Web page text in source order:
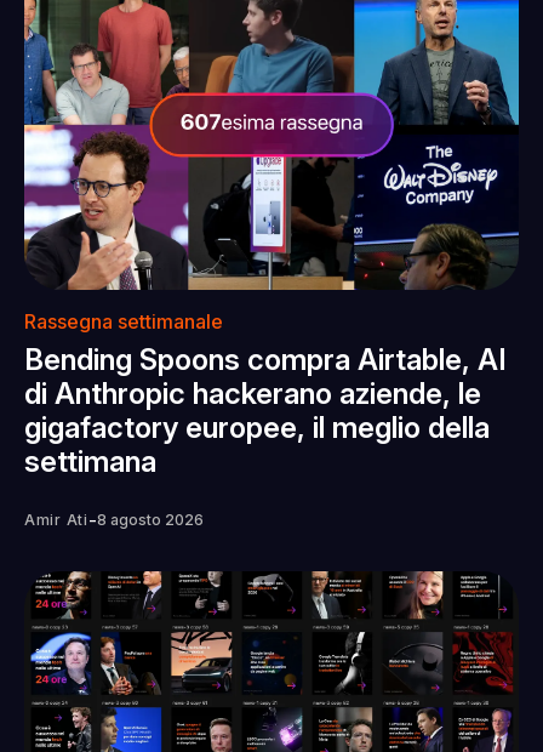
Rassegna settimanale
Bending Spoons compra Airtable, AI
di Anthropic hackerano aziende, le
gigafactory europee, il meglio della
settimana
Amir Ati -8 agosto 2026